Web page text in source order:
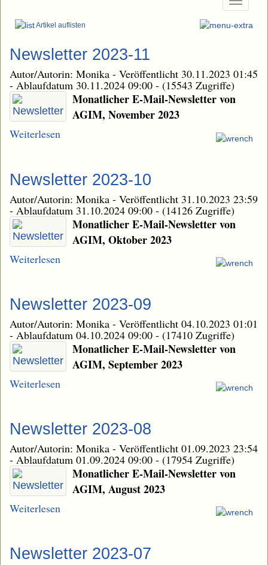
Artikel auflisten
Newsletter 2023-11
Autor/Autorin: Monika - Veröffentlicht 30.11.2023 01:45
- Ablaufdatum 30.11.2024 09:00 - (15543 Zugriffe)
Monatlicher E-Mail-Newsletter von
AGIM, November 2023
Weiterlesen
Newsletter 2023-10
Autor/Autorin: Monika - Veröffentlicht 31.10.2023 23:59
- Ablaufdatum 31.10.2024 09:00 - (14126 Zugriffe)
Monatlicher E-Mail-Newsletter von
AGIM, Oktober 2023
Weiterlesen
Newsletter 2023-09
Autor/Autorin: Monika - Veröffentlicht 04.10.2023 01:01
- Ablaufdatum 04.10.2024 09:00 - (17410 Zugriffe)
Monatlicher E-Mail-Newsletter von
AGIM, September 2023
Weiterlesen
Newsletter 2023-08
Autor/Autorin: Monika - Veröffentlicht 01.09.2023 23:54
- Ablaufdatum 01.09.2024 09:00 - (17954 Zugriffe)
Monatlicher E-Mail-Newsletter von
AGIM, August 2023
Weiterlesen
Newsletter 2023-07